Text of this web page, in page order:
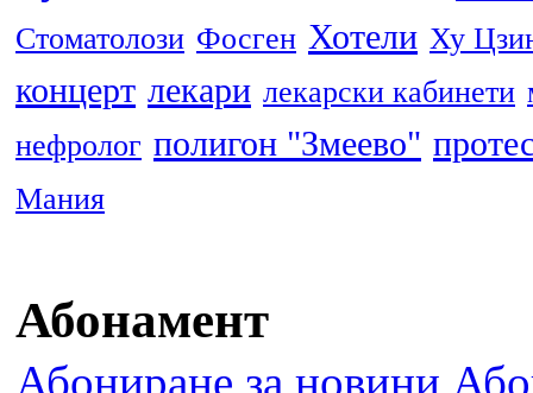
Стоматолози Фосген Хотели Ху
концерт лекари лекарски кабинети
нефролог полигон "Змеево"
Мания
Абонамент
Абониране за новини